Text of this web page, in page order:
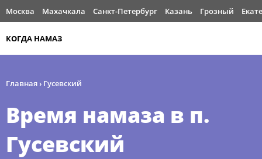
Москва Махачкала Санкт-Петербург Казань Грозный
КОГДА НАМАЗ
Главная› Гусевский
Время намаза в п.
Гусевский